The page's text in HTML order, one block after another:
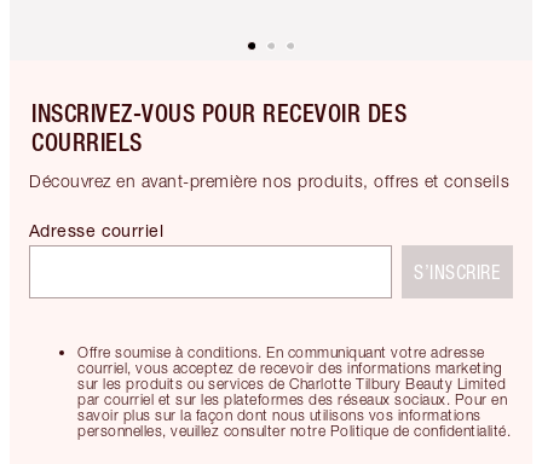
INSCRIVEZ-VOUS POUR RECEVOIR DES
COURRIELS
Découvrez en avant-première nos produits, offres et conseils
Offre soumise à conditions. En communiquant votre adresse
courriel, vous acceptez de recevoir des informations marketing
sur les produits ou services de Charlotte Tilbury Beauty Limited
par courriel et sur les plateformes des réseaux sociaux. Pour en
savoir plus sur la façon dont nous utilisons vos informations
personnelles, veuillez consulter notre Politique de confidentialité.
Adresse courriel
S’INSCRIRE